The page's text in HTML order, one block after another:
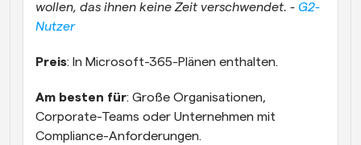
wollen, das ihnen keine Zeit verschwendet. - G2-
Nutzer
Preis: In Microsoft-365-Plänen enthalten.
Am besten für: Große Organisationen,
Corporate-Teams oder Unternehmen mit
Compliance-Anforderungen.